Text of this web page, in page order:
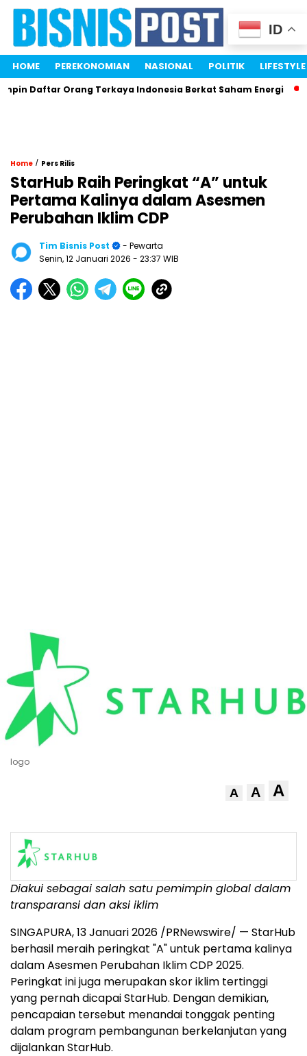
HOME PEREKONOMIAN NASIONAL POLITIK LIFESTYLE
Daftar Orang Terkaya Indonesia Berkat Saham Energi
Home / Pers Rilis
StarHub Raih Peringkat “A” untuk
Pertama Kalinya dalam Asesmen
Perubahan Iklim CDP
Tim Bisnis Post
- Pewarta
Senin, 12 Januari 2026 - 23:37 WIB
logo
A A A
Diakui sebagai salah satu pemimpin global dalam
transparansi dan aksi iklim
SINGAPURA,13 Januari 2026 /PRNewswire/ — StarHub
berhasil meraih peringkat "A" untuk pertama kalinya
dalam Asesmen Perubahan Iklim CDP 2025.
Peringkat ini juga merupakan skor iklim tertinggi
yang pernah dicapai StarHub. Dengan demikian,
pencapaian tersebut menandai tonggak penting
dalam program pembangunan berkelanjutan yang
dijalankan StarHub.
ID